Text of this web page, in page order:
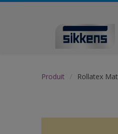
Produit Rollatex Mat